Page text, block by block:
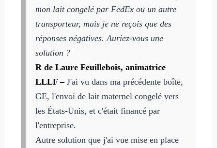
mon lait congelé par FedEx ou un autre
transporteur, mais je ne reçois que des
réponses négatives. Auriez-vous une
solution ?
R de Laure Feuillebois, animatrice
LLLF –J'ai vu dans ma précédente boîte,
GE, l'envoi de lait maternel congelé vers
les États-Unis, et c'était financé par
l'entreprise.
Autre solution que j'ai vue mise en place